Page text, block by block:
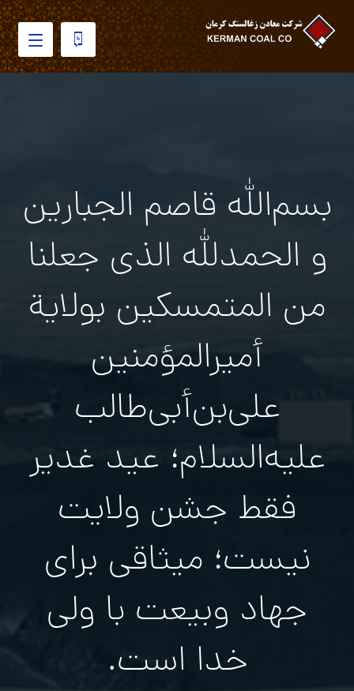
بسم‌الله قاصم الجبارین
و الحمدلله الذی جعلنا
من المتمسکین بولایة
أمیرالمؤمنین
علی‌بن‌أبی‌طالب
علیه‌السلام؛ عید غدیر
فقط جشن ولایت
نیست؛ میثاقی برای
جهاد وبیعت با ولی
خدا است.